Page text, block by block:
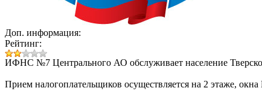
Доп. информация:
Рейтинг:
ИФНС №7 Центрального АО обслуживает население
Прием налогоплательщиков осуществляется на 2 этаже,